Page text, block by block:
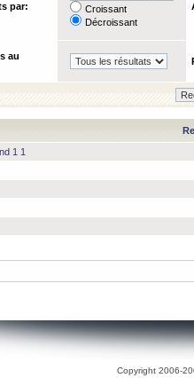
par:
Croissant
Décroissant
au
1 1
Copyright 2006-